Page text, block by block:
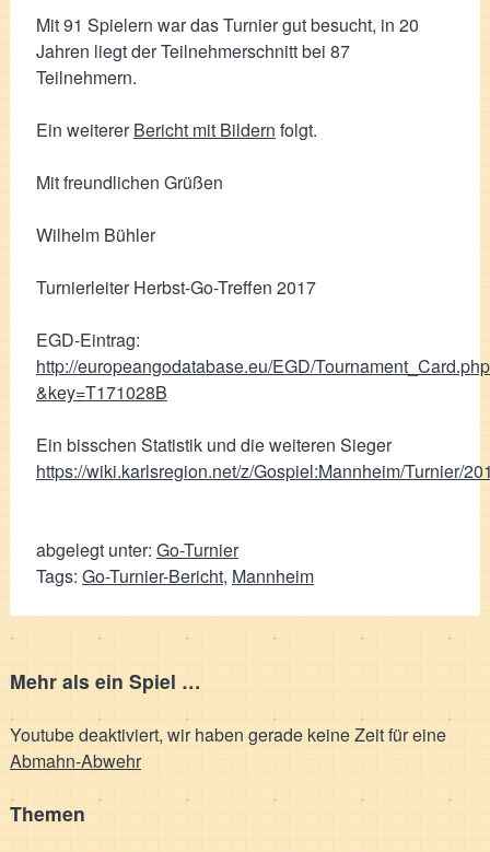
Mit 91 Spielern war das Turnier gut besucht, in 20
Jahren liegt der Teilnehmerschnitt bei 87
Teilnehmern.
Ein weitererBericht mit Bildern folgt.
Mit freundlichen Grüßen
Wilhelm Bühler
Turnierleiter Herbst-Go-Treffen 2017
EGD-Eintrag:
http://europeangodatabase.eu/EGD/
&key=T171028B
Ein bisschen Statistik und die weiteren Sieger
https://wiki.karlsregion.net/z/Gospiel:Mannheim/Turnier/
abgelegt unter: Go-Turnier
Tags: Go-Turnier-Bericht, Mannheim
Mehr als ein Spiel …
Youtube deaktiviert, wir haben gerade keine Zeit für eine
Abmahn-Abwehr
Themen